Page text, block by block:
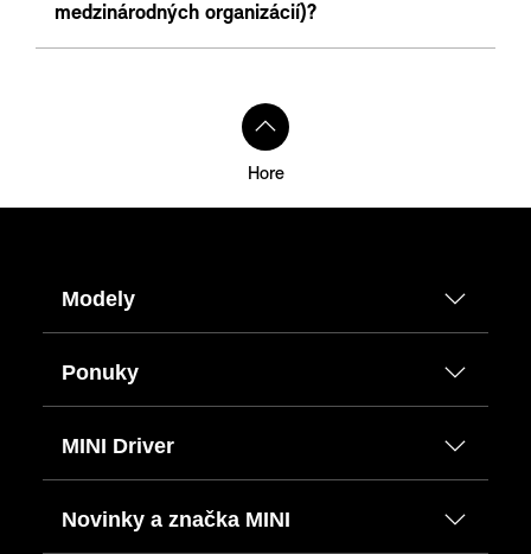
medzinárodných organizácií)?
Hore
Modely
Ponuky
MINI Driver
Novinky a značka MINI